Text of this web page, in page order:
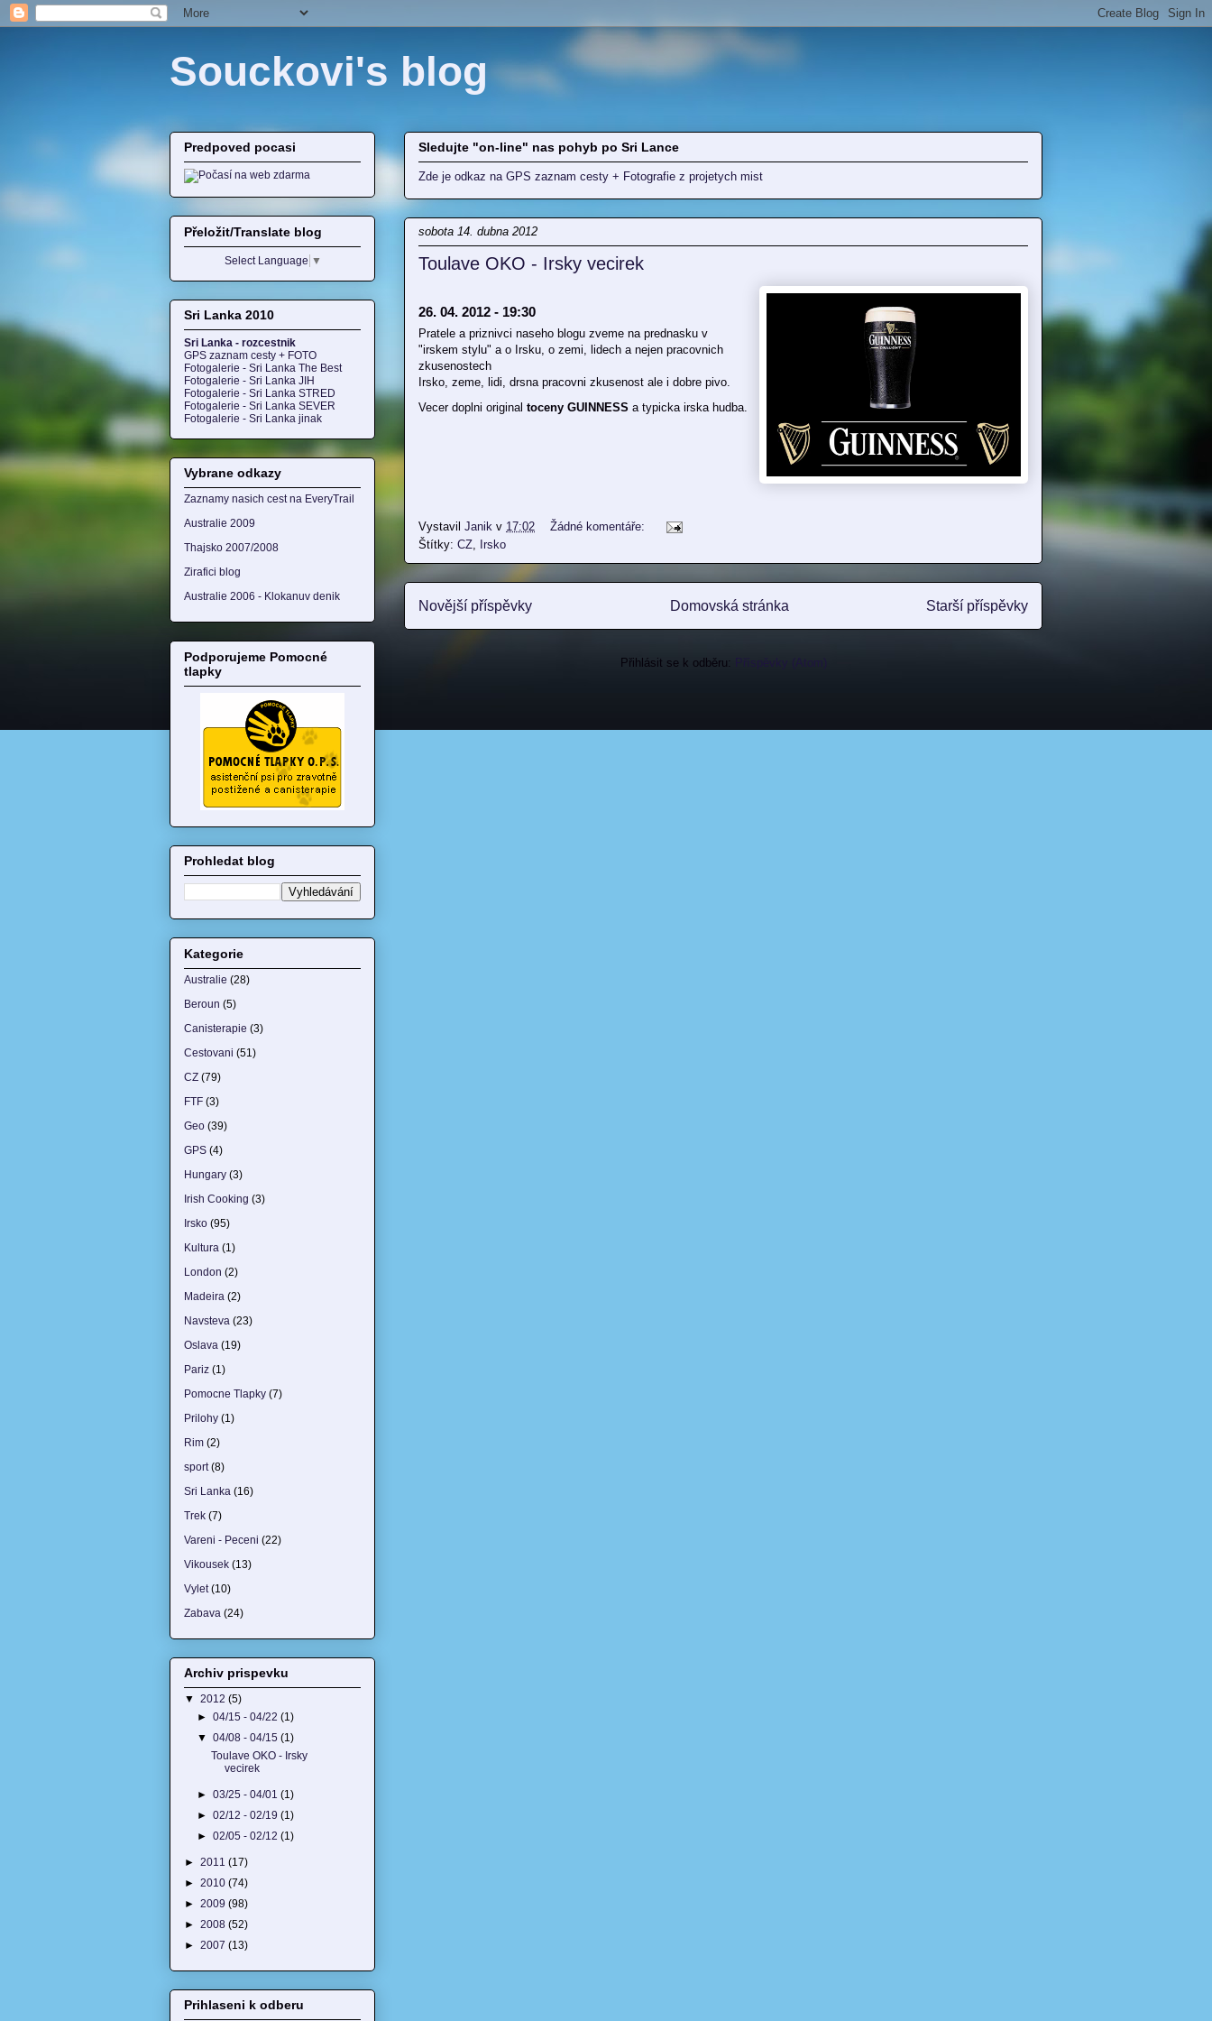
Souckovi's blog
Sledujte "on-line" nas pohyb po Sri Lance
Zde je odkaz na GPS zaznam cesty + Fotografie z projetych mist
sobota 14. dubna 2012
Toulave OKO - Irsky vecirek
26. 04. 2012 - 19:30
Pratele a priznivci naseho blogu zveme na prednasku v
"irskem stylu" a o Irsku, o zemi, lidech a nejen pracovnich
zkusenostech
Irsko, zeme, lidi, drsna pracovni zkusenost ale i dobre pivo.
Vecer doplni original toceny GUINNESS a typicka irska hudba.
Vystavil Janik v 17:02
Žádné komentáře:
Štítky: CZ Irsko
Novější příspěvky Starší příspěvky
Domovská stránka
Přihlásit se k odběru:
Predpoved pocasi
Přeložit/Translate blog
Select Language ▼
Sri Lanka 2010
Sri Lanka - rozcestnik
GPS zaznam cesty + FOTO
Fotogalerie - Sri Lanka The Best
Fotogalerie - Sri Lanka JIH
Fotogalerie - Sri Lanka STRED
Fotogalerie - Sri Lanka SEVER
Fotogalerie - Sri Lanka jinak
Vybrane odkazy
Zaznamy nasich cest na EveryTrail
Australie 2009
Thajsko 2007/2008
Zirafici blog
Australie 2006 - Klokanuv denik
Podporujeme Pomocné
tlapky
Prohledat blog
Kategorie
Australie (28)
Beroun (5)
Canisterapie (3)
Cestovani (51)
CZ (79)
FTF (3)
Geo (39)
GPS (4)
Hungary (3)
Irish Cooking (3)
Irsko (95)
Kultura (1)
London (2)
Madeira (2)
Navsteva (23)
Oslava (19)
Pariz (1)
Pomocne Tlapky (7)
Prilohy (1)
Rim (2)
sport (8)
Sri Lanka (16)
Trek (7)
Vareni - Peceni (22)
Vikousek (13)
Vylet (10)
Zabava (24)
Archiv prispevku
▼ 2012 (5)
►04/15 - 04/22(1)
▼04/08 - 04/15(1)
Toulave OKO - Irsky
vecirek
►03/25 - 04/01(1)
►02/12 - 02/19(1)
►02/05 - 02/12(1)
► 2011 (17)
► 2010 (74)
► 2009 (98)
► 2008 (52)
► 2007 (13)
Prihlaseni k odberu